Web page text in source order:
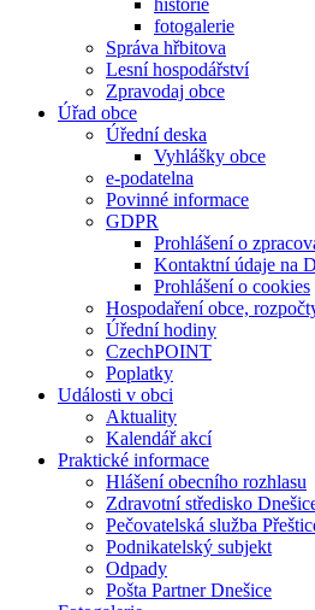
historie
fotogalerie
Správa hřbitova
Lesní hospodářství
Zpravodaj obce
Úřad obce
Úřední deska
Vyhlášky obce
e-podatelna
Povinné informace
GDPR
Prohlášení o
Kontaktní údaje na
Prohlášení o cookies
Hospodaření obce,
Úřední hodiny
CzechPOINT
Poplatky
Události v obci
Aktuality
Kalendář akcí
Praktické informace
Hlášení obecního rozhlasu
Zdravotní středisko
Pečovatelská služba
Podnikatelský subjekt
Odpady
Pošta Partner Dnešice